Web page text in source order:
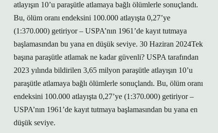
atlayışın 10’u paraşütle atlamaya bağlı ölümlerle sonuçlandı.
Bu, ölüm oranı endeksini 100.000 atlayışta 0,27’ye
(1:370.000) getiriyor – USPA’nın 1961’de kayıt tutmaya
başlamasından bu yana en düşük seviye. 30 Haziran 2024Tek
başına paraşütle atlamak ne kadar güvenli? USPA tarafından
2023 yılında bildirilen 3,65 milyon paraşütle atlayışın 10’u
paraşütle atlamaya bağlı ölümlerle sonuçlandı. Bu, ölüm oranı
endeksini 100.000 atlayışta 0,27’ye (1:370.000) getiriyor –
USPA’nın 1961’de kayıt tutmaya başlamasından bu yana en
düşük seviye.